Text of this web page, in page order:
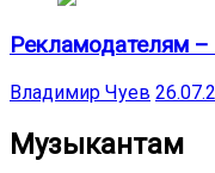
Рекламодателям
Владимир Чуев
Музыкантам